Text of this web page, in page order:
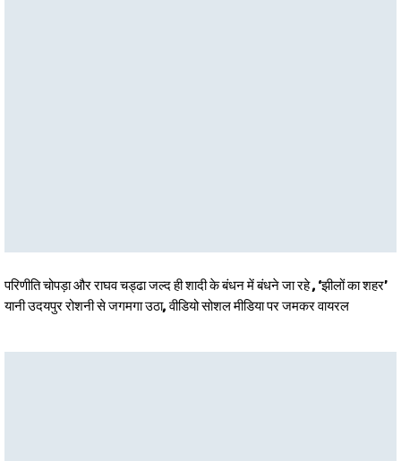
परिणीति चोपड़ा और राघव चड्ढा जल्द ही शादी के बंधन में बंधने जा रहे , ‘झीलों का शहर’
यानी उदयपुर रोशनी से जगमगा उठा, वीडियो सोशल मीडिया पर जमकर वायरल